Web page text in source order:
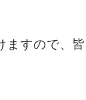
ますので、